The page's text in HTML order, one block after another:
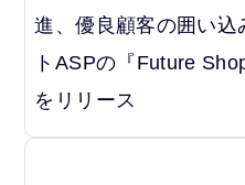
進、優良顧客の囲い
トASPの『Future
をリリース